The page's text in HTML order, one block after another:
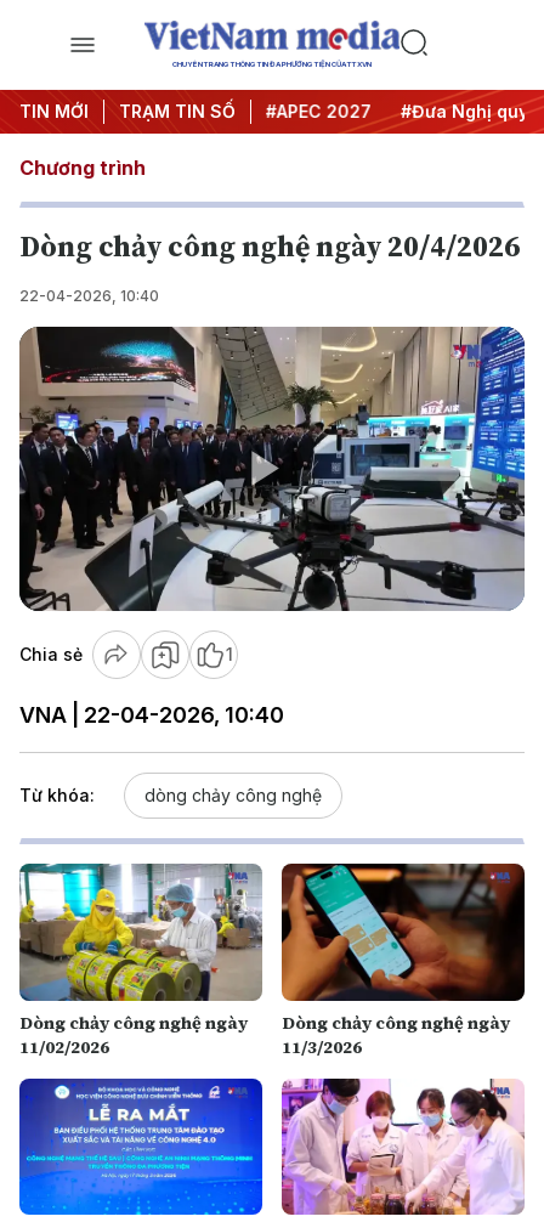
CHUYÊN TRANG THÔNG TIN ĐA PHƯƠNG TIỆN CỦA TTXVN
TIN MỚI TRẠM TIN SỐ
#Hội nghị Trung ương 3 #APEC 2027 #Đưa Nghị quyết
Chương trình
Dòng chảy công nghệ ngày 20/4/2026
22-04-2026, 10:40
Play
Video
Chia sẻ 1
VNA | 22-04-2026, 10:40
Từ khóa: dòng chảy công nghệ
Dòng chảy công nghệ ngày
11/02/2026
Dòng chảy công nghệ ngày
11/3/2026